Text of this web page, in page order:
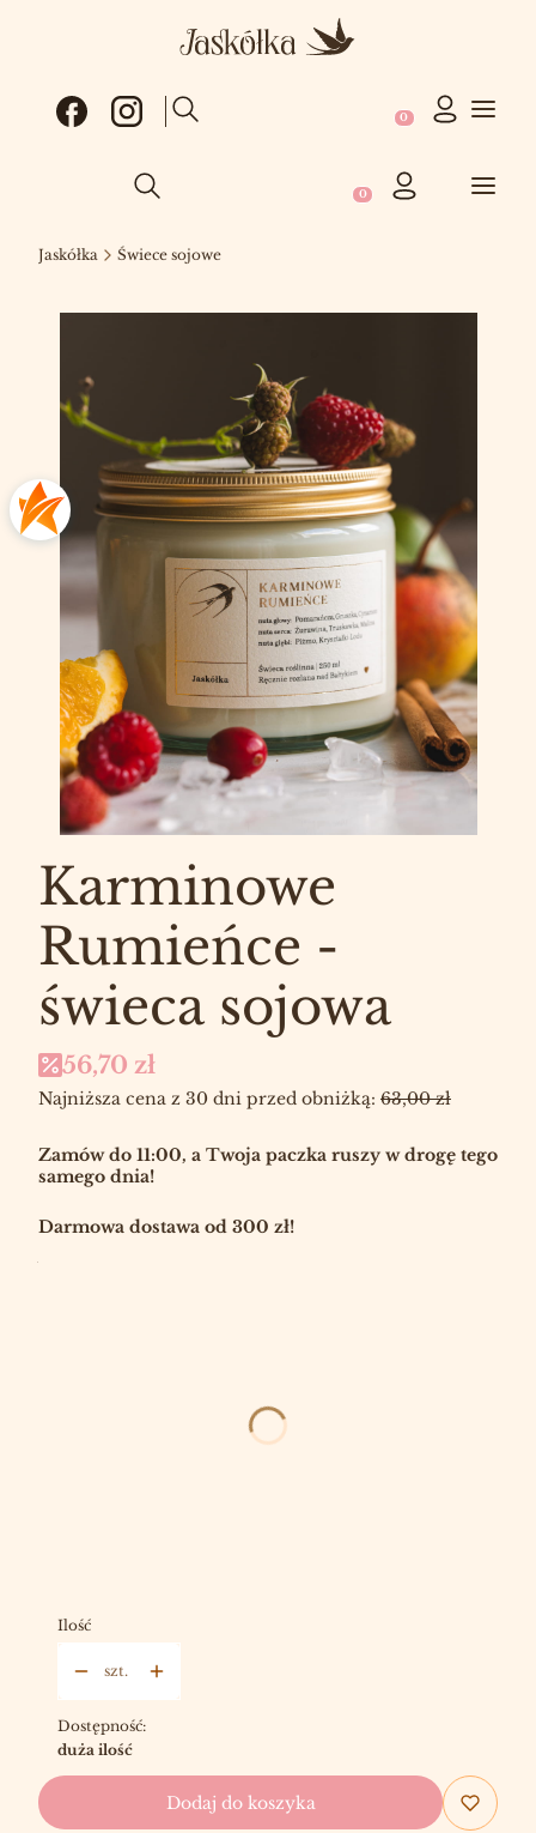
Otwórz wyszukiwarkę Produkty w
Otwórz wyszukiwarkę Produkty w koszyku:
Jaskółka Świece sojowe
Karminowe
Rumieńce -
świeca sojowa
56,70 zł
Najniższa cena z 30 dni przed obniżką: 63,00 zł
Zamów do 11:00, a Twoja paczka ruszy w drogę tego
samego dnia!
Darmowa dostawa od 300 zł!
OPCJONALNE
Ilość
szt.
Dostępność:
duża ilość
Dodaj do koszyka